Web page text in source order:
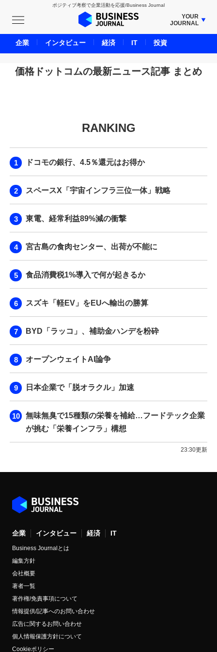
ポジティブ考察で企業活動を応援/Business Journal
YOUR
JOURNAL
BUSINESS JOURNAL
UNICORN JOURNAL
CARBON CREDITS JOURNAL
LIFE ENDING JOURNAL
BPaaS JOURNAL
価格ドットコムの最新ニュース記事 まとめ
RANKING
ドコモの銀行、4.5％還元はお得か
スペースX「宇宙インフラ三位一体」戦略
東電、経常利益89%減の衝撃
宮古島の食肉センター、出荷が不能に
食品消費税1%導入で何が起きるか
スズキ「軽EV」をEUへ輸出の勝算
BYD「ラッコ」、補助金ハンデを粉砕
オープンウェイトAI論争
日本企業で「脱オラクル」加速
無味無臭で15種類の栄養を補給…フードテック企業
が挑む「栄養インフラ」構想
23:30更新
企業 インタビュー 経済 IT
Business Journalとは
編集方針
会社概要
著者一覧
著作権/免責事項について
情報提供/記事へのお問い合わせ
広告に関するお問い合わせ
個人情報保護方針について
Cookieポリシー
企業 インタビュー 経済 IT 投資